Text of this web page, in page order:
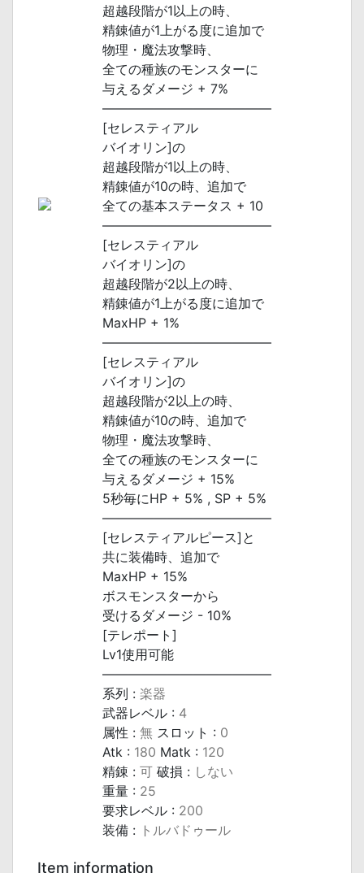
超越段階が1以上の時、
精錬値が1上がる度に追加で
物理・魔法攻撃時、
全ての種族のモンスターに
与えるダメージ + 7%
―――――――――――――
[セレスティアル
バイオリン]の
超越段階が1以上の時、
精錬値が10の時、追加で
全ての基本ステータス + 10
―――――――――――――
[セレスティアル
バイオリン]の
超越段階が2以上の時、
精錬値が1上がる度に追加で
MaxHP + 1%
―――――――――――――
[セレスティアル
バイオリン]の
超越段階が2以上の時、
精錬値が10の時、追加で
物理・魔法攻撃時、
全ての種族のモンスターに
与えるダメージ + 15%
5秒毎にHP + 5% , SP + 5%
―――――――――――――
[セレスティアルピース]と
共に装備時、追加で
MaxHP + 15%
ボスモンスターから
受けるダメージ - 10%
[テレポート]
Lv1使用可能
―――――――――――――
系列 : 楽器
武器レベル : 4
属性 : 無 スロット : 0
Atk : 180 Matk : 120
精錬 : 可 破損 : しない
重量 : 25
要求レベル : 200
装備 : トルバドゥール
Item information